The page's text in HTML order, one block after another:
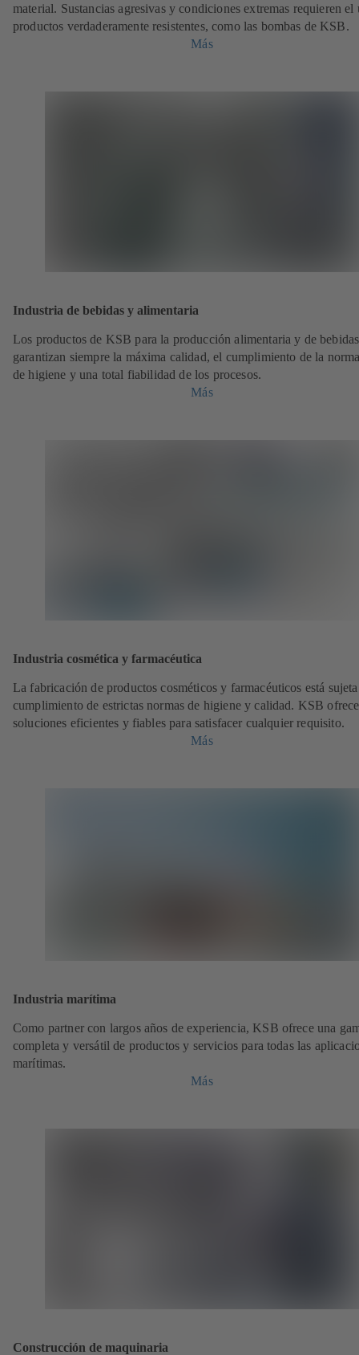
material. Sustancias agresivas y condiciones extremas requieren el
productos verdaderamente resistentes, como las bombas de KSB.
Más
Industria de bebidas y alimentaria
Los productos de KSB para la producción alimentaria y de bebidas
garantizan siempre la máxima calidad, el cumplimiento de la
de higiene y una total fiabilidad de los procesos.
Más
Industria cosmética y farmacéutica
La fabricación de productos cosméticos y farmacéuticos está
cumplimiento de estrictas normas de higiene y calidad. KSB ofrece
soluciones eficientes y fiables para satisfacer cualquier requisito.
Más
Industria marítima
Como partner con largos años de experiencia, KSB ofrece una
completa y versátil de productos y servicios para todas las
marítimas.
Más
Construcción de maquinaria